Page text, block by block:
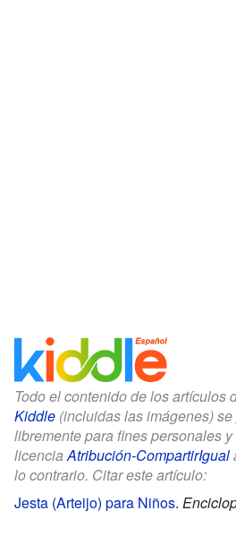
Todo el contenido de los artículos
Kiddle (incluidas las imágenes)
libremente para fines personales
licencia Atribución-CompartirIgual
lo contrario. Citar este artículo:
Jesta (Arteijo) para Niños.